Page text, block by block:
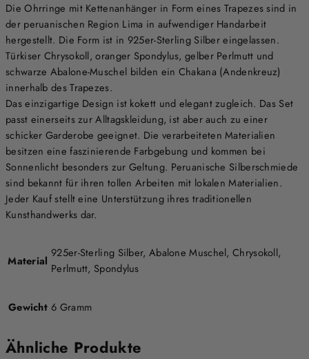
Die Ohrringe mit Kettenanhänger in Form eines Trapezes sind in
der peruanischen Region Lima in aufwendiger Handarbeit
hergestellt. Die Form ist in 925er-Sterling Silber eingelassen.
Türkiser Chrysokoll, oranger Spondylus, gelber Perlmutt und
schwarze Abalone-Muschel bilden ein Chakana (Andenkreuz)
innerhalb des Trapezes.
Das einzigartige Design ist kokett und elegant zugleich. Das Set
passt einerseits zur Alltagskleidung, ist aber auch zu einer
schicker Garderobe geeignet. Die verarbeiteten Materialien
besitzen eine faszinierende Farbgebung und kommen bei
Sonnenlicht besonders zur Geltung. Peruanische Silberschmiede
sind bekannt für ihren tollen Arbeiten mit lokalen Materialien.
Jeder Kauf stellt eine Unterstützung ihres traditionellen
Kunsthandwerks dar.
Material
925er-Sterling Silber, Abalone Muschel, Chrysokoll,
Perlmutt, Spondylus
Gewicht 6 Gramm
Ähnliche Produkte